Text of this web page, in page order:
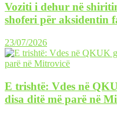
Voziti i dehur në
shoferi për aksidentin
23/07/2026
E trishtë: Vdes në
disa ditë më parë në